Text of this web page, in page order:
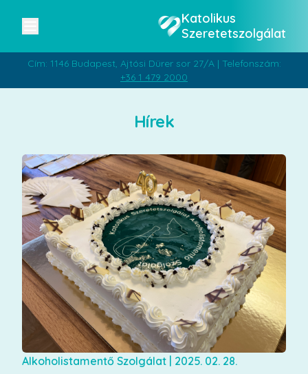
Katolikus
Szeretetszolgálat
Cím: 1146 Budapest, Ajtósi Dürer sor 27/A | Telefonszám:
+36 1 479 2000
Hírek
Alkoholistamentő Szolgálat | 2025. 02. 28.